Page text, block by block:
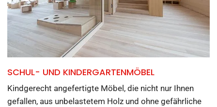
SCHUL- UND KINDERGARTENMÖBEL
Kindgerecht angefertigte Möbel, die nicht nur Ihnen
gefallen, aus unbelastetem Holz und ohne gefährliche